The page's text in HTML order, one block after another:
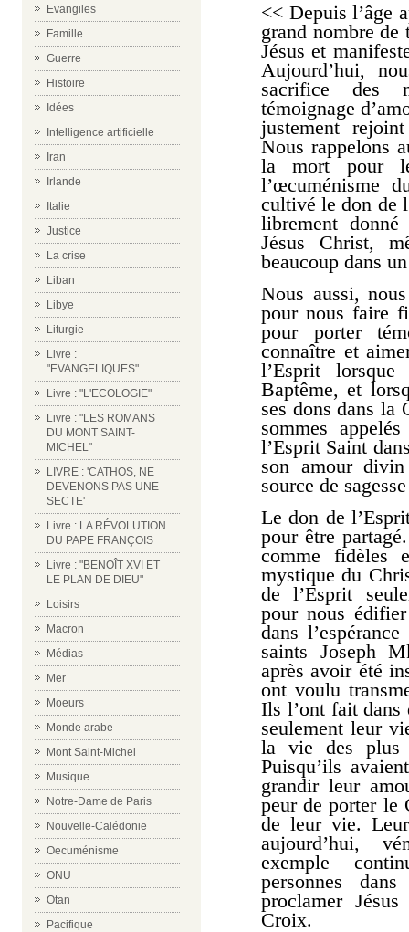
Evangiles
Famille
Guerre
Histoire
Idées
Intelligence artificielle
Iran
Irlande
Italie
Justice
La crise
Liban
Libye
Liturgie
Livre :
"EVANGELIQUES"
Livre : "L'ECOLOGIE"
Livre : "LES ROMANS
DU MONT SAINT-
MICHEL"
LIVRE : 'CATHOS, NE
DEVENONS PAS UNE
SECTE'
Livre : LA RÉVOLUTION
DU PAPE FRANÇOIS
Livre : "BENOÎT XVI ET
LE PLAN DE DIEU"
Loisirs
Macron
Médias
Mer
Moeurs
Monde arabe
Mont Saint-Michel
Musique
Notre-Dame de Paris
Nouvelle-Calédonie
Oecuménisme
ONU
Otan
Pacifique
<< Depuis l’âge
grand nombre
Jésus et
Aujourd’hui,
sacrifice des
témoignage
justement
Nous rappelons
la mort pour
l’œcuménisme
cultivé le don de
librement
Jésus Christ,
beaucoup dans
Nous aussi,
pour nous faire
pour porter
connaître et
l’Esprit
Baptême, et
ses dons dans la
sommes
l’Esprit Saint
son amour
source de
Le don de
pour être
comme fidèles
mystique du
de l’Esprit
pour nous
dans
saints Joseph
après avoir été
ont voulu
Ils l’ont fait dans
seulement leur
la vie des plus
Puisqu’ils
grandir leur
peur de porter le
de leur vie.
aujourd’hui,
exemple
personnes
proclamer
Croix.